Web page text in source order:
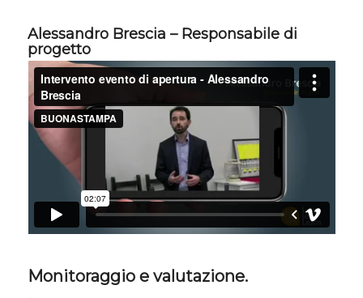
Alessandro Brescia – Responsabile di
progetto
Monitoraggio e valutazione.